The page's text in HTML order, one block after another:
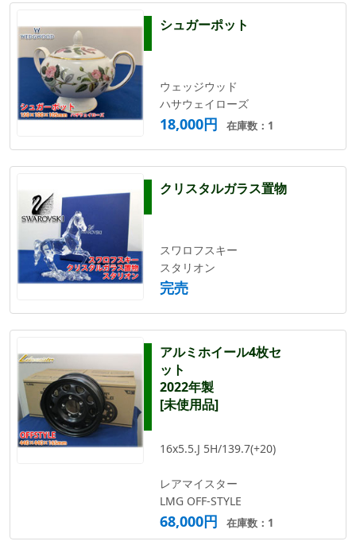
シュガーポット
ウェッジウッド
ハサウェイローズ
18,000円 在庫数：1
クリスタルガラス置物
スワロフスキー
スタリオン
完売
アルミホイール4枚セ
ット
2022年製
[未使用品]
16x5.5.J 5H/139.7(+20)
レアマイスター
LMG OFF-STYLE
68,000円 在庫数：1